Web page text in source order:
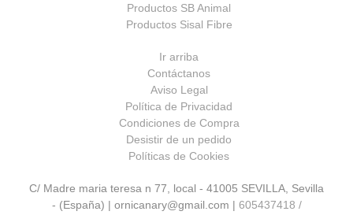
Productos SB Animal
Productos Sisal Fibre
Ir arriba
Contáctanos
Aviso Legal
Política de Privacidad
Condiciones de Compra
Desistir de un pedido
Políticas de Cookies
C/ Madre maria teresa n 77, local - 41005 SEVILLA, Sevilla
- (España) | ornicanary@gmail.com | 605437418 /